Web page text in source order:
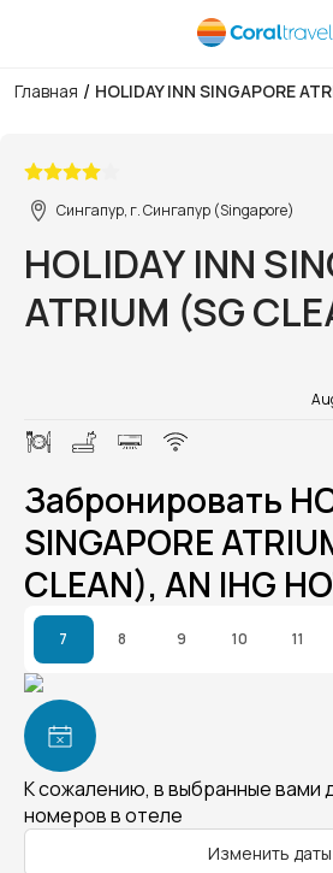
Главная / HOLIDAY INN SINGAPORE
Сингапур, г. Сингапур (Singapore)
HOLIDAY INN
ATRIUM (SG
Забронировать
SINGAPORE
CLEAN), AN IHG
7 8 9 10 11
К сожалению, в выбранные вами
номеров в отеле
Изменить даты